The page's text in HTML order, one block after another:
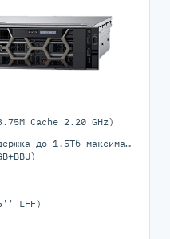
Cache 2.20 GHz)
RDIMM 2666MHz (Поддержка до 1.5Tб максимально, 24 DIMM портов)
LFF)